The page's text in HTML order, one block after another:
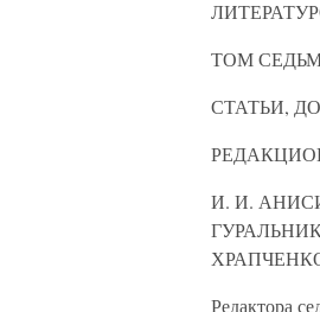
ТОМ
СТАТЬИ,
И. И.
Редактора